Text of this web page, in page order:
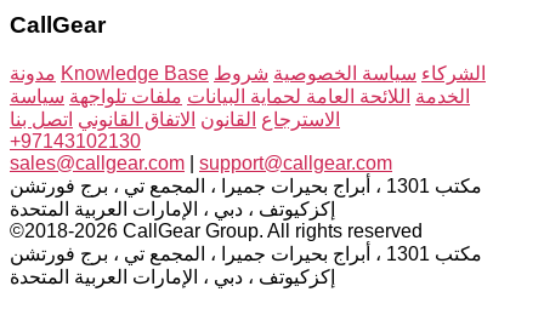
CallGear
مدونة Knowledge Base الشركاء سياسة الخصوصية شروط
الخدمة اللائحة العامة لحماية البيانات ملفات تلواجهة سياسة
الاسترجاع القانون الاتفاق القانوني اتصل بنا
+97143102130
sales@callgear.com
support@callgear.com
مكتب 1301 ، أبراج بحيرات جميرا ، المجمع تي ، برج فورتشن
إكزكيوتف ، دبي ، الإمارات العربية المتحدة
©2018-2026 CallGear Group. All rights reserved
مكتب 1301 ، أبراج بحيرات جميرا ، المجمع تي ، برج فورتشن
إكزكيوتف ، دبي ، الإمارات العربية المتحدة